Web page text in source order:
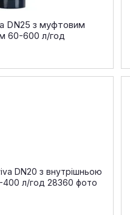
DN25 з муфтовим
60-600 л/год